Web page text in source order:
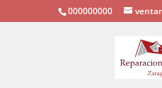
000000000